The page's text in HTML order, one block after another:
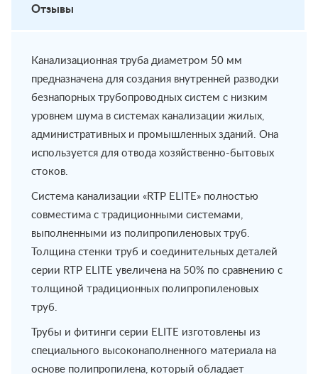
Отзывы
Канализационная труба диаметром 50 мм
предназначена для создания внутренней разводки
безнапорных трубопроводных систем с низким
уровнем шума в системах канализации жилых,
административных и промышленных зданий. Она
используется для отвода хозяйственно-бытовых
стоков.
Система канализации «RTP ELITE» полностью
совместима с традиционными системами,
выполненными из полипропиленовых труб.
Толщина стенки труб и соединительных деталей
серии RTP ELITE увеличена на 50% по сравнению с
толщиной традиционных полипропиленовых
труб.
Трубы и фитинги серии ELITE изготовлены из
специального высоконаполненного материала на
основе полипропилена, который обладает